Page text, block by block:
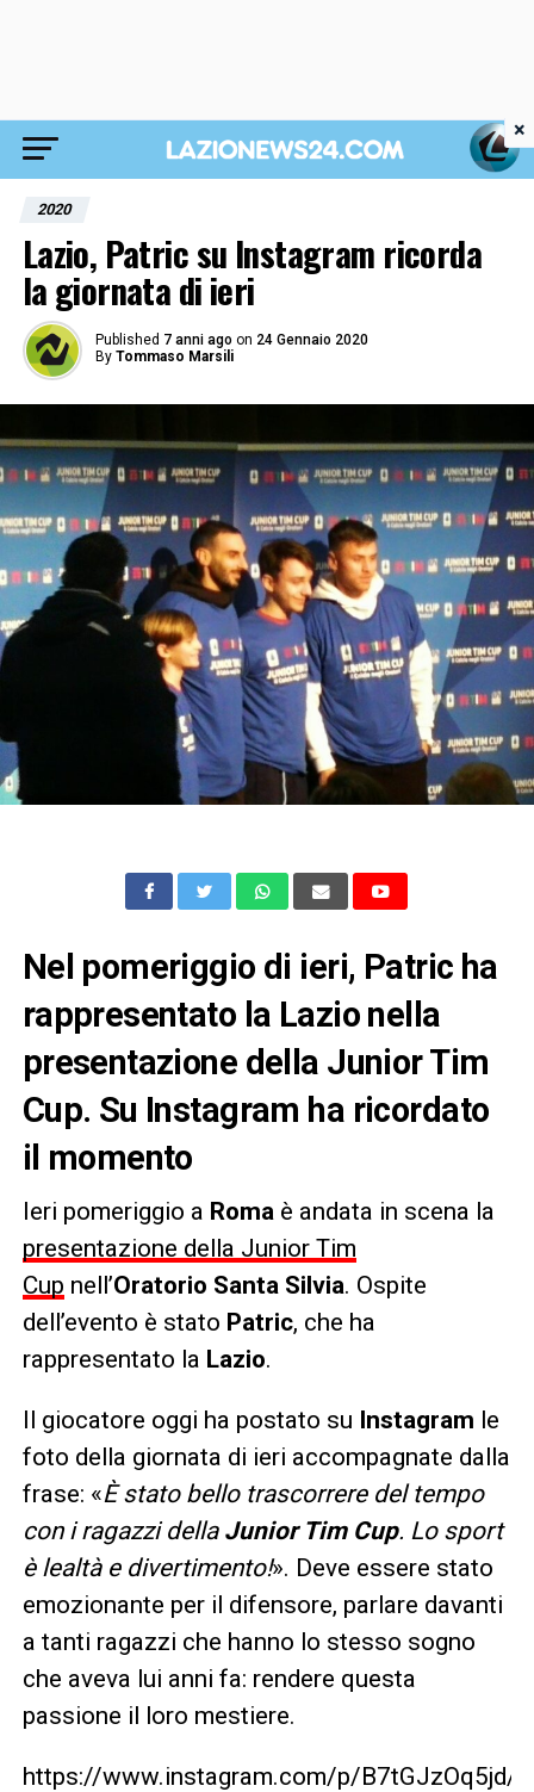
2020
Lazio, Patric su Instagram ricorda
la giornata di ieri
Published 7 anni ago on 24 Gennaio 2020
By Tommaso Marsili
Nel pomeriggio di ieri, Patric ha
rappresentato la Lazio nella
presentazione della Junior Tim
Cup. Su Instagram ha ricordato
il momento
Ieri pomeriggio a Romaè andata in scena la
presentazione della Junior Tim
Cup nell’Oratorio Santa Silvia. Ospite
dell’evento è stato Patric, che ha
rappresentato la Lazio.
Il giocatore oggi ha postato su Instagram le
foto della giornata di ieri accompagnate dalla
frase: «È stato bello trascorrere del tempo
con i ragazzi della Junior Tim Cup. Lo sport
è lealtà e divertimento!». Deve essere stato
emozionante per il difensore, parlare davanti
a tanti ragazzi che hanno lo stesso sogno
che aveva lui anni fa: rendere questa
passione il loro mestiere.
https://www.instagram.com/p/B7tGJzOq5jd/
×